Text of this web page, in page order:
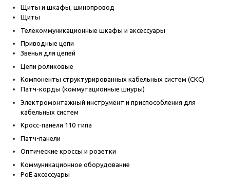
Щиты и шкафы, шинопровод
Щиты
Телекоммуникационные шкафы и аксессуары
Приводные цепи
Звенья для цепей
Цепи роликовые
Компоненты структурированных кабельных систем (СКС)
Патч-корды (коммутационные шнуры)
Электромонтажный инструмент и приспособления для
кабельных систем
Кросс-панели 110 типа
Патч-панели
Оптические кроссы и розетки
Коммуникационное оборудование
PoE аксессуары